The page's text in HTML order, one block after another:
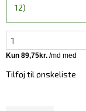
12)
Tilføj til ønskeliste